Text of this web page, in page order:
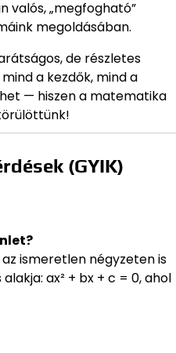
valós, „megfogható”
megoldásában.
de részletes
a kezdők, mind a
— hiszen a matematika
(GYIK)
ismeretlen négyzeten is
ax² + bx + c = 0, ahol